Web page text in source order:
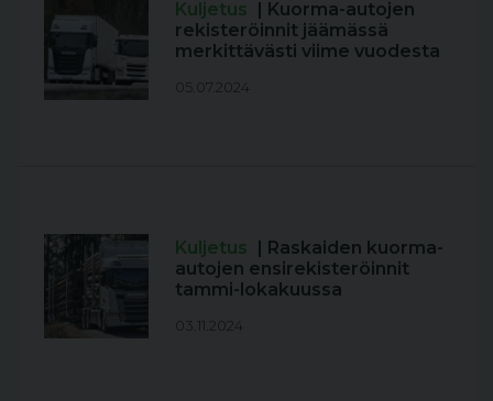
Kuljetus
| Kuorma-autojen
rekisteröinnit jäämässä
merkittävästi viime vuodesta
05.07.2024
Kuljetus
| Raskaiden kuorma-
autojen ensirekisteröinnit
tammi-lokakuussa
03.11.2024